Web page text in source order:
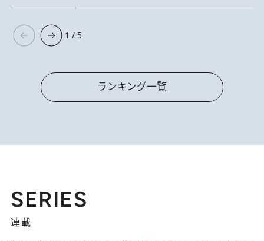
1 / 5
ランキング一覧
SERIES
連載